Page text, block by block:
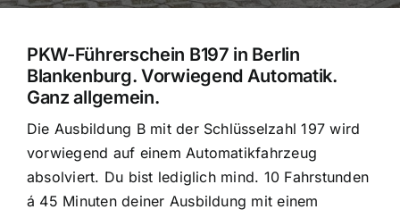
PKW-Führerschein B197 in Berlin
Blankenburg. Vorwiegend Automatik.
Ganz allgemein.
Die Ausbildung B mit der Schlüsselzahl 197 wird
vorwiegend auf einem Automatikfahrzeug
absolviert. Du bist lediglich mind. 10 Fahrstunden
á 45 Minuten deiner Ausbildung mit einem